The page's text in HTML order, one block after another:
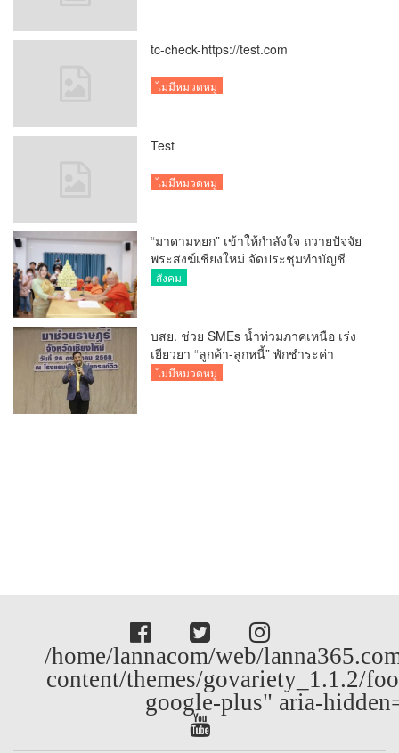
tc-check-https://test.com
ไม่มีหมวดหมู่
Test
ไม่มีหมวดหมู่
“มาดามหยก” เข้าให้กำลังใจ ถวายปัจจัย
พระสงฆ์เชียงใหม่ จัดประชุมทำบัญชี
รายรับรายจ่ายของวัด กว่า 300 รูป ที่วัด
สังคม
บสย. ช่วย SMEs น้ำท่วมภาคเหนือ เร่ง
เยียวยา “ลูกค้า-ลูกหนี้” พักชำระค่า
ธรรมเนียม-ค่างวด
ไม่มีหมวดหมู่
/home/lannacom/web/
content/themes/govariety_1.1.2/
google-plus" aria-